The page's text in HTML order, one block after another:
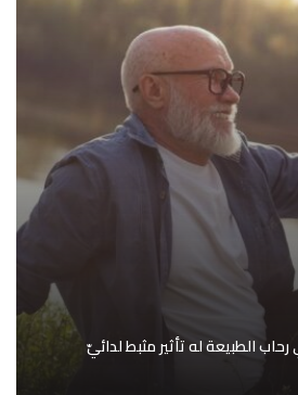
الطبيعة له تأثير مثبط لدائيّ